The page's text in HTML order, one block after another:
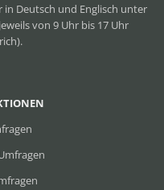
Deutsch und Englisch unter
von 9 Uhr bis 17 Uhr